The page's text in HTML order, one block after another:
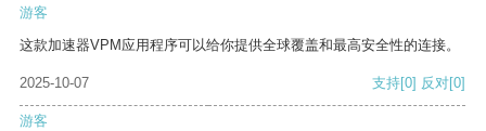
游客
这款加速器VPM应用程序可以给你提供全球覆盖和最高安全性的连接。
2025-10-07 支持[0] 反对[0]
游客